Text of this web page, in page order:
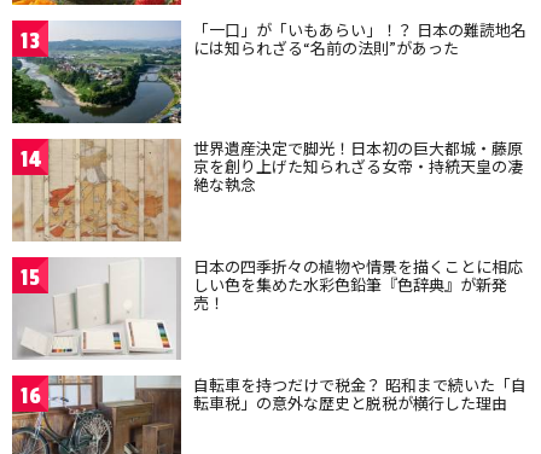
13 「一口」が「いもあらい」！？ 日本の難読地名
には知られざる“名前の法則”があった
14 世界遺産決定で脚光！日本初の巨大都城・藤原
京を創り上げた知られざる女帝・持統天皇の凄
絶な執念
15 日本の四季折々の植物や情景を描くことに相応
しい色を集めた水彩色鉛筆『色辞典』が新発
売！
16 自転車を持つだけで税金？ 昭和まで続いた「自
転車税」の意外な歴史と脱税が横行した理由